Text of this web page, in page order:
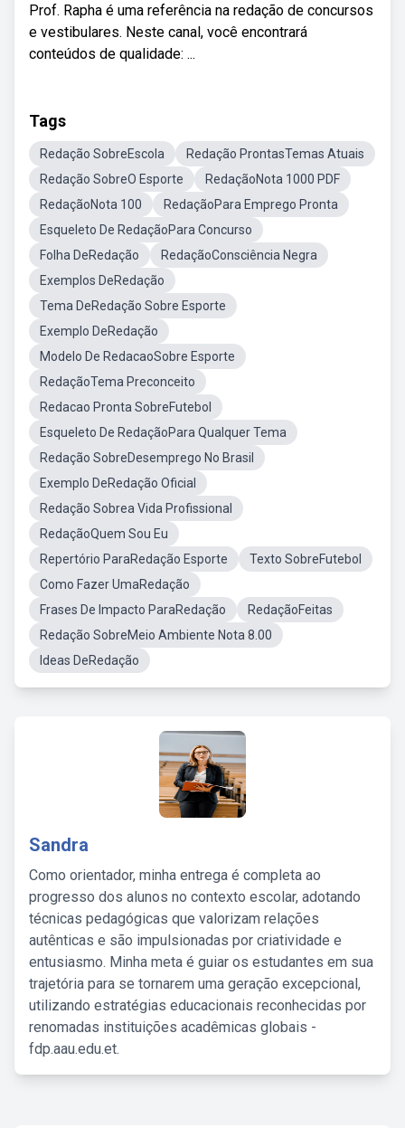
Prof. Rapha é uma referência na redação de concursos
e vestibulares. Neste canal, você encontrará
conteúdos de qualidade: ...
Tags
Redação SobreEscola
Redação ProntasTemas Atuais
Redação SobreO Esporte
RedaçãoNota 1000 PDF
RedaçãoNota 100
RedaçãoPara Emprego Pronta
Esqueleto De RedaçãoPara Concurso
Folha DeRedação
RedaçãoConsciência Negra
Exemplos DeRedação
Tema DeRedação Sobre Esporte
Exemplo DeRedação
Modelo De RedacaoSobre Esporte
RedaçãoTema Preconceito
Redacao Pronta SobreFutebol
Esqueleto De RedaçãoPara Qualquer Tema
Redação SobreDesemprego No Brasil
Exemplo DeRedação Oficial
Redação Sobrea Vida Profissional
RedaçãoQuem Sou Eu
Repertório ParaRedação Esporte
Texto SobreFutebol
Como Fazer UmaRedação
Frases De Impacto ParaRedação
RedaçãoFeitas
Redação SobreMeio Ambiente Nota 8.00
Ideas DeRedação
Sandra
Como orientador, minha entrega é completa ao
progresso dos alunos no contexto escolar, adotando
técnicas pedagógicas que valorizam relações
autênticas e são impulsionadas por criatividade e
entusiasmo. Minha meta é guiar os estudantes em sua
trajetória para se tornarem uma geração excepcional,
utilizando estratégias educacionais reconhecidas por
renomadas instituições acadêmicas globais -
fdp.aau.edu.et.